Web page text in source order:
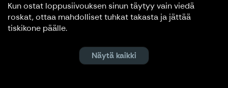
Kun ostat loppusiivouksen sinun täytyy vain viedä
roskat, ottaa mahdolliset tuhkat takasta ja jättää
tiskikone päälle.
Näytä kaikki